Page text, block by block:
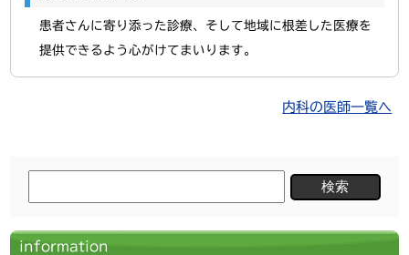
患者さんに寄り添った診療、そして地域に根差した医療を
提供できるよう心がけてまいります。
内科の医師一覧へ
索:
information